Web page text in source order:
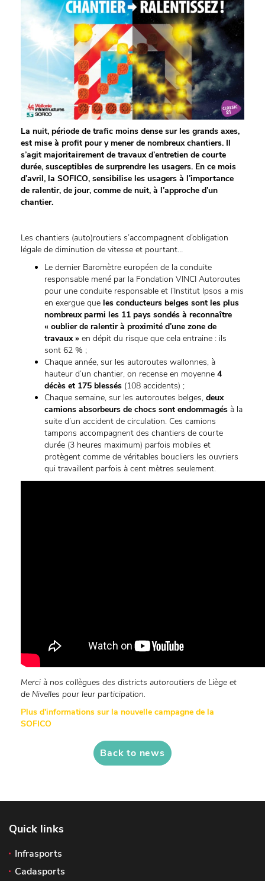
La nuit, période de trafic moins dense sur les grands axes,
est mise à profit pour y mener de nombreux chantiers. Il
s’agit majoritairement de travaux d’entretien de courte
durée, susceptibles de surprendre les usagers. En ce mois
d’avril, la SOFICO, sensibilise les usagers à l’importance
de ralentir, de jour, comme de nuit, à l’approche d’un
chantier.
Les chantiers (auto)routiers s’accompagnent d’obligation
légale de diminution de vitesse et pourtant…
Le dernier Baromètre européen de la conduite
responsable mené par la Fondation VINCI Autoroutes
pour une conduite responsable et l’Institut Ipsos a mis
en exergue que les conducteurs belges sont les plus
nombreux parmi les 11 pays sondés à reconnaître
« oublier de ralentir à proximité d’une zone de
travaux » en dépit du risque que cela entraine : ils
sont 62 % ;
Chaque année, sur les autoroutes wallonnes, à
hauteur d’un chantier, on recense en moyenne 4
décès et 175 blessés (108 accidents) ;
Chaque semaine, sur les autoroutes belges, deux
camions absorbeurs de chocs sont endommagés à la
suite d’un accident de circulation. Ces camions
tampons accompagnent des chantiers de courte
durée (3 heures maximum) parfois mobiles et
protègent comme de véritables boucliers les ouvriers
qui travaillent parfois à cent mètres seulement.
Merci à nos collègues des districts autoroutiers de Liège et
de Nivelles pour leur participation.
Plus d'informations sur la nouvelle campagne de la
SOFICO
Back to news
Quick links
Infrasports
Cadasports